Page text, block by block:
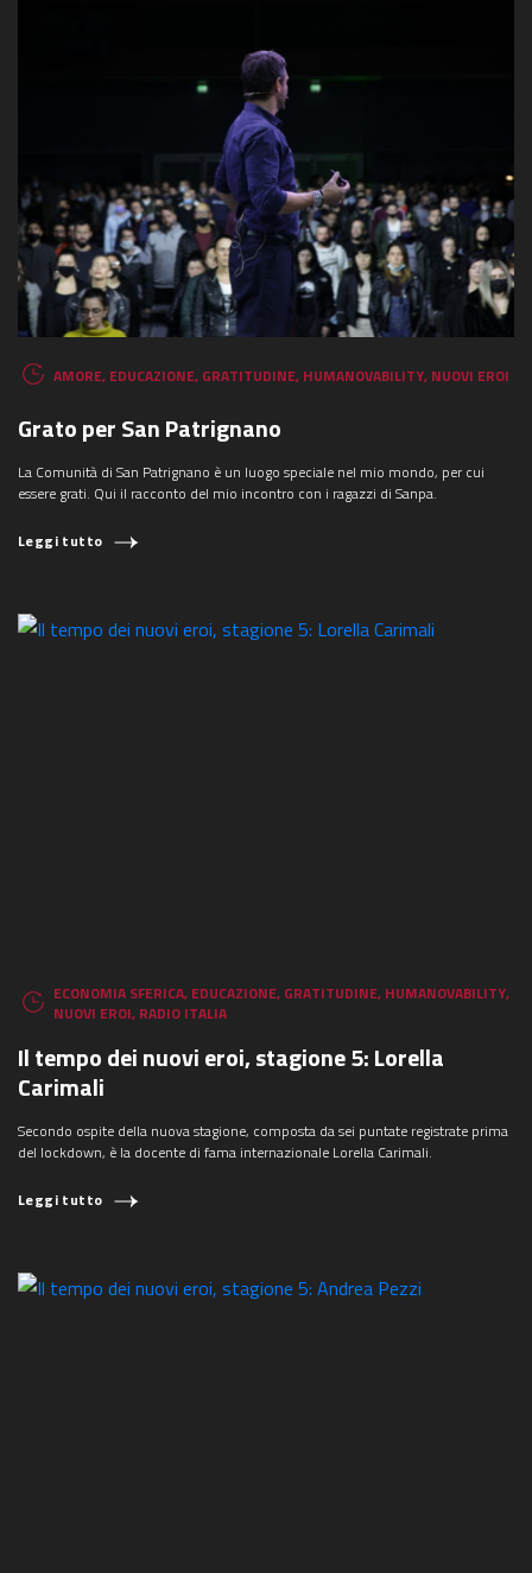
AMORE, EDUCAZIONE, GRATITUDINE, HUMANOVABILITY, NUOVI EROI
Grato per San Patrignano
La Comunità di San Patrignano è un luogo speciale nel mio mondo, per cui
essere grati. Qui il racconto del mio incontro con i ragazzi di Sanpa.
Leggi tutto
ECONOMIA SFERICA, EDUCAZIONE, GRATITUDINE, HUMANOVABILITY,
NUOVI EROI, RADIO ITALIA
Il tempo dei nuovi eroi, stagione 5: Lorella
Carimali
Secondo ospite della nuova stagione, composta da sei puntate registrate prima
del lockdown, è la docente di fama internazionale Lorella Carimali.
Leggi tutto
COSA STAI CERCANDO?